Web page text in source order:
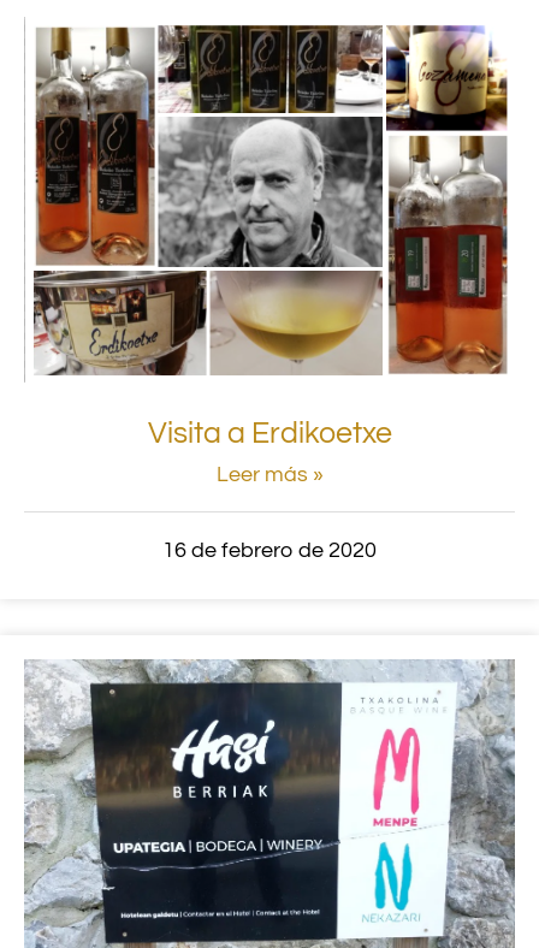
Visita a Erdikoetxe
Leer más »
16 de febrero de 2020